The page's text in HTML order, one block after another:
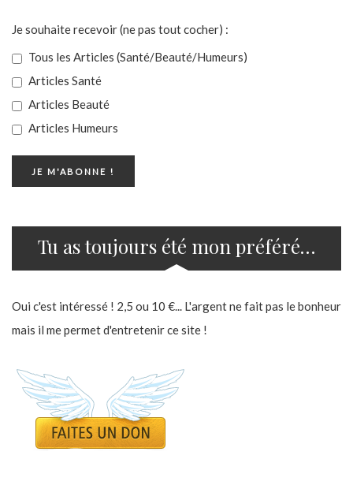
Je souhaite recevoir (ne pas tout cocher) :
Tous les Articles (Santé/Beauté/Humeurs)
Articles Santé
Articles Beauté
Articles Humeurs
Tu as toujours été mon préféré…
Oui c'est intéressé ! 2,5 ou 10 €... L'argent ne fait pas le bonheur
mais il me permet d'entretenir ce site !